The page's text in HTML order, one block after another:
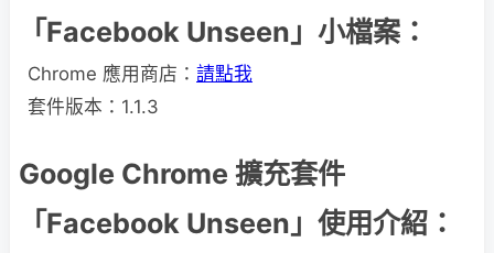
「Facebook Unseen」小檔案：
Chrome 應用商店： 請點我
套件版本：1.1.3
Google Chrome 擴充套件
「Facebook Unseen」使用介紹：